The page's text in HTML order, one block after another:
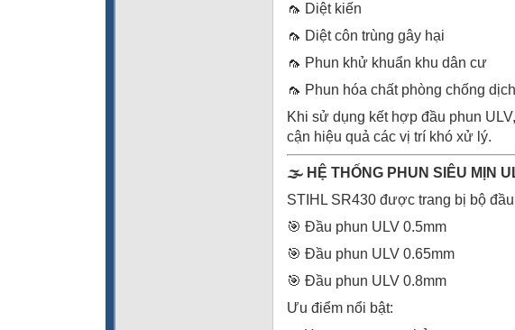
🦟 Diệt kiến
🦟 Diệt côn trùng gây hại
🦟 Phun khử khuẩn khu dân cư
🦟 Phun hóa chất phòng chống
Khi sử dụng kết hợp đầu phun
cận hiệu quả các vị trí khó xử lý.
🌫️ HỆ THỐNG PHUN SIÊU MỊN
STIHL SR430 được trang bị bộ
🎯 Đầu phun ULV 0.5mm
🎯 Đầu phun ULV 0.65mm
🎯 Đầu phun ULV 0.8mm
Ưu điểm nổi bật: